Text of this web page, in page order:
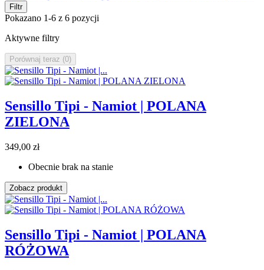
Filtr
Pokazano 1-6 z 6 pozycji
Aktywne filtry
Porównaj teraz (0)‎
Sensillo Tipi - Namiot | POLANA
ZIELONA
349,00 zł
Obecnie brak na stanie
Zobacz produkt
Sensillo Tipi - Namiot | POLANA
RÓŻOWA